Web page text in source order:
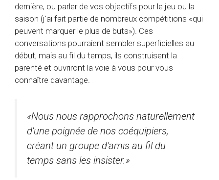
dernière, ou parler de vos objectifs pour le jeu ou la
saison (j'ai fait partie de nombreux compétitions «qui
peuvent marquer le plus de buts»). Ces
conversations pourraient sembler superficielles au
début, mais au fil du temps, ils construisent la
parenté et ouvriront la voie à vous pour vous
connaître davantage.
«Nous nous rapprochons naturellement
d'une poignée de nos coéquipiers,
créant un groupe d'amis au fil du
temps sans les insister.»